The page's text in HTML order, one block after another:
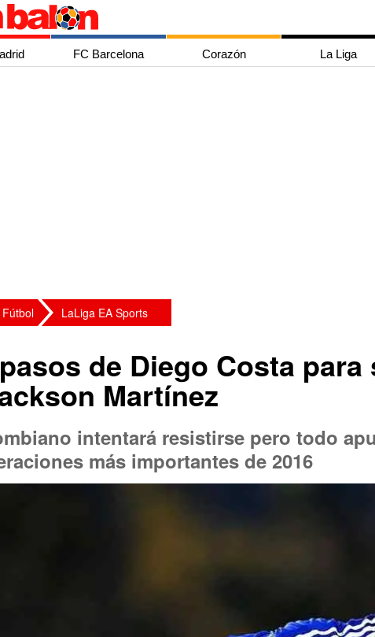
FC Barcelona Corazón La Liga
Fútbol LaLiga EA Sports
de Diego Costa
Martínez
intentará resistirse pero todo
más importantes de 2016